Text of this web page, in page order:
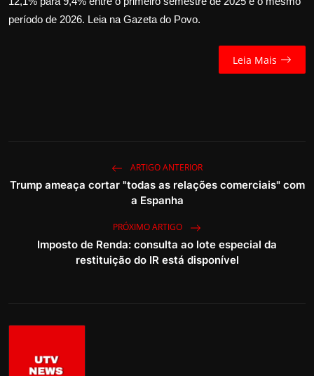
Saúde
período de 2026. Leia na Gazeta do Povo.
Leia Mais
ARTIGO ANTERIOR
Trump ameaça cortar "todas as relações comerciais" com
a Espanha
PRÓXIMO ARTIGO
Imposto de Renda: consulta ao lote especial da
restituição do IR está disponível